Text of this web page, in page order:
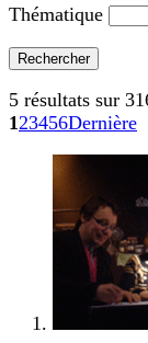
Thématique
5 résultats sur
123456Dernière